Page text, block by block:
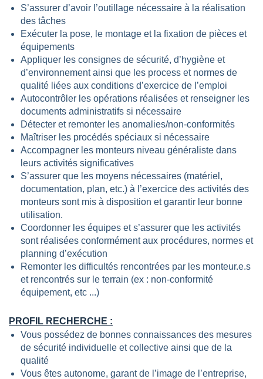
S’assurer d’avoir l’outillage nécessaire à la réalisation
des tâches
Exécuter la pose, le montage et la fixation de pièces et
équipements
Appliquer les consignes de sécurité, d’hygiène et
d’environnement ainsi que les process et normes de
qualité liées aux conditions d’exercice de l’emploi
Autocontrôler les opérations réalisées et renseigner les
documents administratifs si nécessaire
Détecter et remonter les anomalies/non-conformités
Maîtriser les procédés spéciaux si nécessaire
Accompagner les monteurs niveau généraliste dans
leurs activités significatives
S’assurer que les moyens nécessaires (matériel,
documentation, plan, etc.) à l’exercice des activités des
monteurs sont mis à disposition et garantir leur bonne
utilisation.
Coordonner les équipes et s’assurer que les activités
sont réalisées conformément aux procédures, normes et
planning d’exécution
Remonter les difficultés rencontrées par les monteur.e.s
et rencontrés sur le terrain (ex : non-conformité
équipement, etc ...)
PROFIL RECHERCHE :
Vous possédez de bonnes connaissances des mesures
de sécurité individuelle et collective ainsi que de la
qualité
Vous êtes autonome, garant de l’image de l’entreprise,